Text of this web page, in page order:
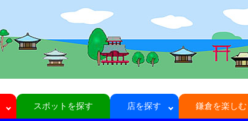
スポットを探す 店を探す 鎌倉を楽しむ